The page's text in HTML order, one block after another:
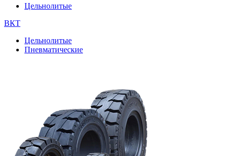
Цельнолитые
ВКТ
Цельнолитые
Пневматические